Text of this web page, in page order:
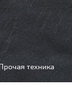
техника